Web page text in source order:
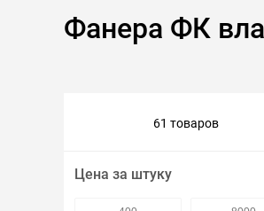
Пиломатериалы
Всё для бани
Утеплители/Изоляция
Фанера ФК
61 товаров
Цена за штуку